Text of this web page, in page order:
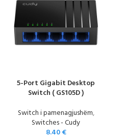
5-Port Gigabit Desktop
Switch ( GS105D )
Switch i pamenagjushëm,
Switches - Cudy
8.40€